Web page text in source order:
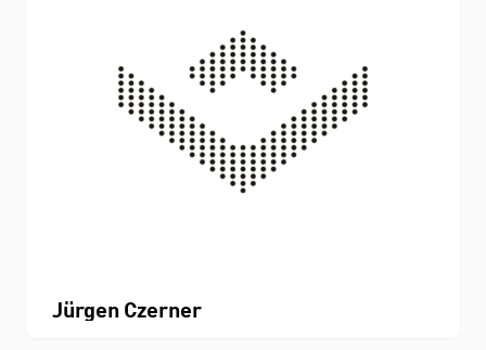
Jürgen Czerner